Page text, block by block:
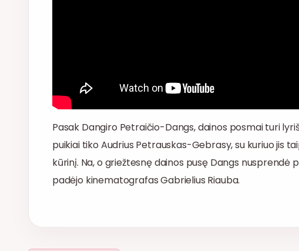
Pasak Dangiro Petraičio-Dangs, dainos posmai turi
puikiai tiko Audrius Petrauskas-Gebrasy, su kuriuo jis
kūrinį. Na, o griežtesnę dainos pusę Dangs
padėjo kinematografas Gabrielius Riauba.